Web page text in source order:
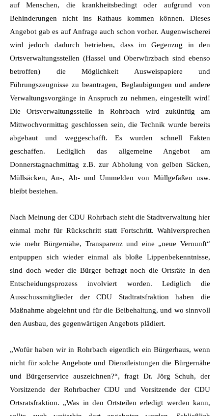
auf Menschen, die krankheitsbedingt oder aufgrund von
Behinderungen nicht ins Rathaus kommen können. Dieses
Angebot gab es auf Anfrage auch schon vorher. Augenwischerei
wird jedoch dadurch betrieben, dass im Gegenzug in den
Ortsverwaltungsstellen (Hassel und Oberwürzbach sind ebenso
betroffen) die Möglichkeit Ausweispapiere und
Führungszeugnisse zu beantragen, Beglaubigungen und andere
Verwaltungsvorgänge in Anspruch zu nehmen, eingestellt wird!
Die Ortsverwaltungsstelle in Rohrbach wird zukünftig am
Mittwochvormittag geschlossen sein, die Technik wurde bereits
abgebaut und weggeschafft. Es wurden schnell Fakten
geschaffen. Lediglich das allgemeine Angebot am
Donnerstagnachmittag z.B. zur Abholung von gelben Säcken,
Müllsäcken, An-, Ab- und Ummelden von Müllgefäßen usw.
bleibt bestehen.
Nach Meinung der CDU Rohrbach steht die Stadtverwaltung hier
einmal mehr für Rückschritt statt Fortschritt. Wahlversprechen
wie mehr Bürgernähe, Transparenz und eine „neue Vernunft“
entpuppen sich wieder einmal als bloße Lippenbekenntnisse,
sind doch weder die Bürger befragt noch die Ortsräte in den
Entscheidungsprozess involviert worden. Lediglich die
Ausschussmitglieder der CDU Stadtratsfraktion haben die
Maßnahme abgelehnt und für die Beibehaltung, und wo sinnvoll
den Ausbau, des gegenwärtigen Angebots plädiert.
„Wofür haben wir in Rohrbach eigentlich ein Bürgerhaus, wenn
nicht für solche Angebote und Dienstleistungen die Bürgernähe
und Bürgerservice auszeichnen?“, fragt Dr. Jörg Schuh, der
Vorsitzende der Rohrbacher CDU und Vorsitzende der CDU
Ortsratsfraktion. „Was in den Ortsteilen erledigt werden kann,